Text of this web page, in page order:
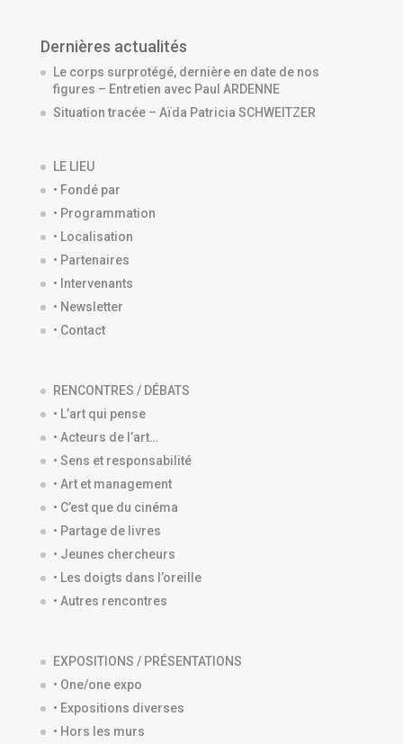
Dernières actualités
Le corps surprotégé, dernière en date de nos
figures – Entretien avec Paul ARDENNE
Situation tracée – Aïda Patricia SCHWEITZER
LE LIEU
• Fondé par
• Programmation
• Localisation
• Partenaires
• Intervenants
• Newsletter
• Contact
RENCONTRES / DÉBATS
• L’art qui pense
• Acteurs de l’art…
• Sens et responsabilité
• Art et management
• C’est que du cinéma
• Partage de livres
• Jeunes chercheurs
• Les doigts dans l’oreille
• Autres rencontres
EXPOSITIONS / PRÉSENTATIONS
• One/one expo
• Expositions diverses
• Hors les murs